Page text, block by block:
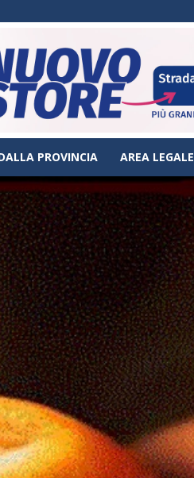
PROVINCIA AREA LEGALE